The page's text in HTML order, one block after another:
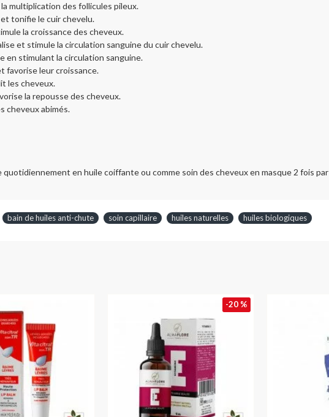
multiplication des follicules pileux.
tonifie le cuir chevelu.
la croissance des cheveux.
et stimule la circulation sanguine du cuir chevelu.
en stimulant la circulation sanguine.
favorise leur croissance.
les cheveux.
la repousse des cheveux.
cheveux abimés.
en huile coiffante ou comme soin des cheveux en masque 2 fois
bain de huiles anti-chute soin capillaire huiles naturelles huiles biologiques
-20 %